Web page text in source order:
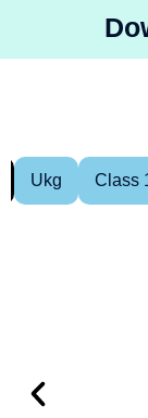
Ukg Class